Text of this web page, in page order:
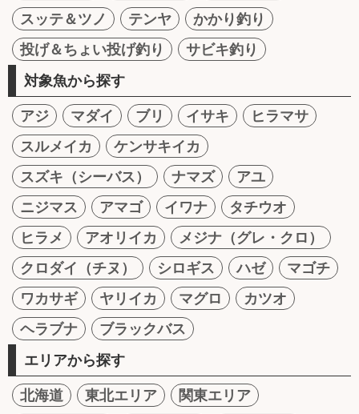
スッテ＆ツノ
テンヤ
かかり釣り
投げ＆ちょい投げ釣り
サビキ釣り
対象魚から探す
アジ マダイ ブリ イサキ
ヒラマサ
スルメイカ
ケンサキイカ
スズキ（シーバス）
ナマズ
アユ
ニジマス
アマゴ イワナ
タチウオ
ヒラメ
アオリイカ
メジナ（グレ・クロ）
クロダイ（チヌ）
シロギス ハゼ
マゴチ
ワカサギ
ヤリイカ マグロ
カツオ
ヘラブナ
ブラックバス
エリアから探す
北海道 東北エリア
関東エリア